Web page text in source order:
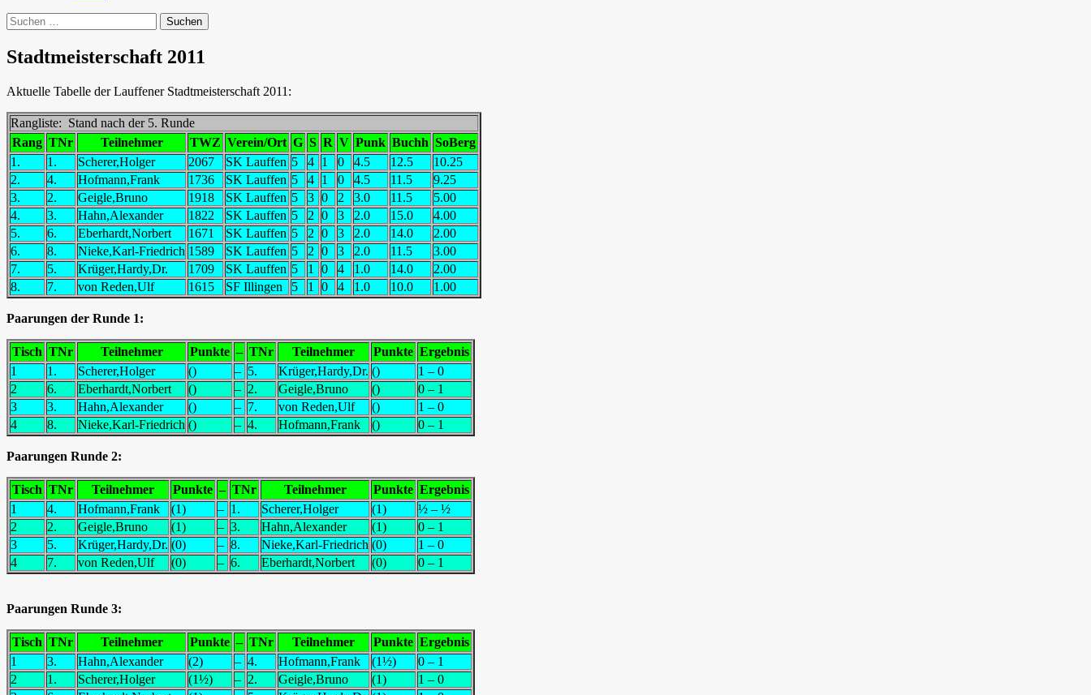
Suchen
nach:
Stadtmeisterschaft 2011
Aktuelle Tabelle der Lauffener Stadtmeisterschaft 2011:
Rangliste: Stand nach der 5. Runde
Rang TNr Teilnehmer TWZ Verein/Ort G S R V Punk Buchh SoBerg
1.
1. Scherer,Holger 2067 SK Lauffen 5 4 1 0 4.5 12.5
10.25
2.
4. Hofmann,Frank 1736 SK Lauffen 5 4 1 0 4.5 11.5
9.25
3.
2. Geigle,Bruno 1918 SK Lauffen 5 3 0 2 3.0 11.5
5.00
4.
3. Hahn,Alexander 1822 SK Lauffen 5 2 0 3 2.0 15.0
4.00
5.
6. Eberhardt,Norbert 1671 SK Lauffen 5 2 0 3 2.0 14.0
2.00
6.
8. Nieke,Karl-Friedrich 1589 SK Lauffen 5 2 0 3 2.0 11.5
3.00
7.
5. Krüger,Hardy,Dr. 1709 SK Lauffen 5 1 0 4 1.0 14.0
2.00
8.
7. von Reden,Ulf 1615 SF Illingen 5 1 0 4 1.0 10.0 1.00
Paarungen der Runde 1:
Tisch TNr Teilnehmer Punkte – TNr Teilnehmer Punkte Ergebnis
1
1. Scherer,Holger () – 5. Krüger,Hardy,Dr. ()
1 – 0
2
6. Eberhardt,Norbert () – 2. Geigle,Bruno ()
0 – 1
3
3. Hahn,Alexander () – 7. von Reden,Ulf ()
1 – 0
4
8. Nieke,Karl-Friedrich () – 4. Hofmann,Frank () 0 – 1
Paarungen Runde 2:
Tisch TNr Teilnehmer Punkte – TNr Teilnehmer Punkte Ergebnis
1
4. Hofmann,Frank (1) – 1. Scherer,Holger (1)
½ – ½
2
2. Geigle,Bruno (1) – 3. Hahn,Alexander (1)
0 – 1
3
5. Krüger,Hardy,Dr. (0) – 8. Nieke,Karl-Friedrich (0)
1 – 0
4
7. von Reden,Ulf (0) – 6. Eberhardt,Norbert (0) 0 – 1
Paarungen Runde 3:
Tisch TNr Teilnehmer Punkte – TNr Teilnehmer Punkte Ergebnis
1
3. Hahn,Alexander (2) – 4. Hofmann,Frank (1½)
0 – 1
2
1. Scherer,Holger (1½) – 2. Geigle,Bruno (1)
1 – 0